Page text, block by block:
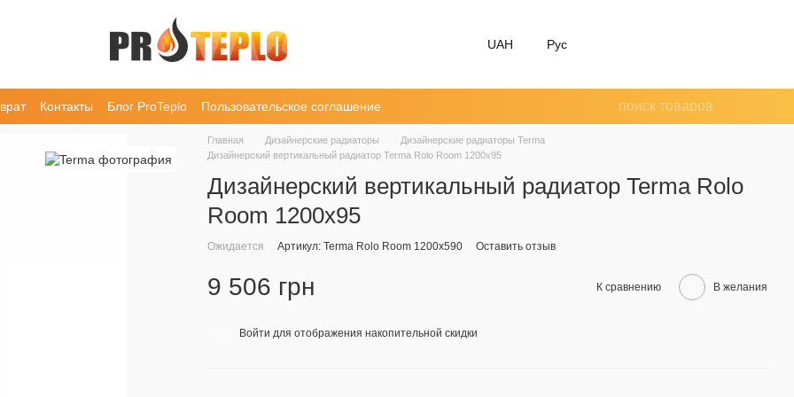
UAH Рус
Контакты Блог ProTeplo Пользовательское соглашение
Главная Дизайнерские радиаторы
Дизайнерские радиаторы Terma
Дизайнерский вертикальный радиатор Terma Rolo Room 1200х95
Дизайнерский вертикальный радиатор Terma Rolo
Room 1200х95
Ожидается Артикул: Terma Rolo Room 1200х590 Оставить отзыв
9 506 грн К сравнению В желания
Войти для отображения накопительной скидки